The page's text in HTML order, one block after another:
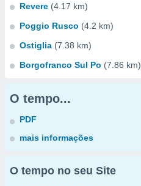
Revere (4.17 km)
Poggio Rusco (4.2 km)
Ostiglia (7.38 km)
Borgofranco Sul Po (7.86 km)
O tempo...
PDF
mais informações
O tempo no seu Site